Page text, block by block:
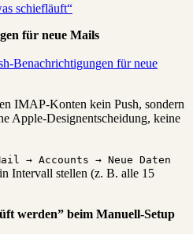
schiefläuft“
für neue Mails
Benachrichtigungen für neue
IMAP-Konten kein Push, sondern
Apple-Designentscheidung, keine
→ Accounts → Neue Daten
Intervall stellen (z. B. alle 15
werden” beim Manuell-Setup